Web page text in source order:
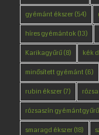
gyémánt ékszer(54)
híres gyémántok(13)
Karikagyűrű(8) kék
minősített gyémánt (6)
rubin ékszer(7)
rózsaszín gyémántgyűrű
smaragd ékszer(18)